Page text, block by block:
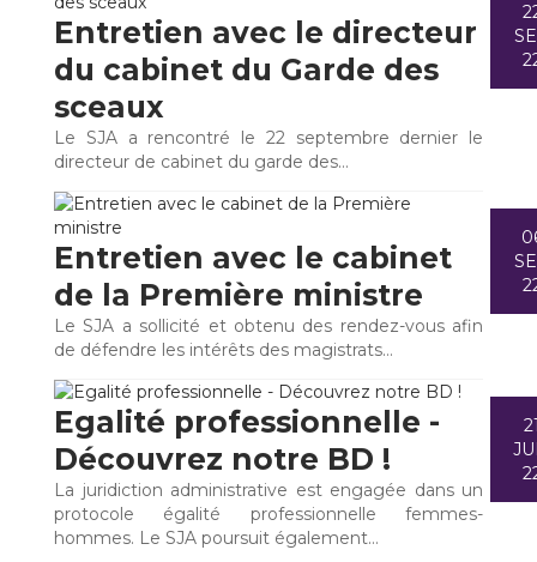
Entretien avec le directeur
du cabinet du Garde des
sceaux
Le SJA a rencontré le 22 septembre dernier le
directeur de cabinet du garde des…
Entretien avec le cabinet
de la Première ministre
Le SJA a sollicité et obtenu des rendez-vous afin
de défendre les intérêts des magistrats…
Egalité professionnelle -
Découvrez notre BD !
La juridiction administrative est engagée dans un
protocole égalité professionnelle femmes-
hommes. Le SJA poursuit également…